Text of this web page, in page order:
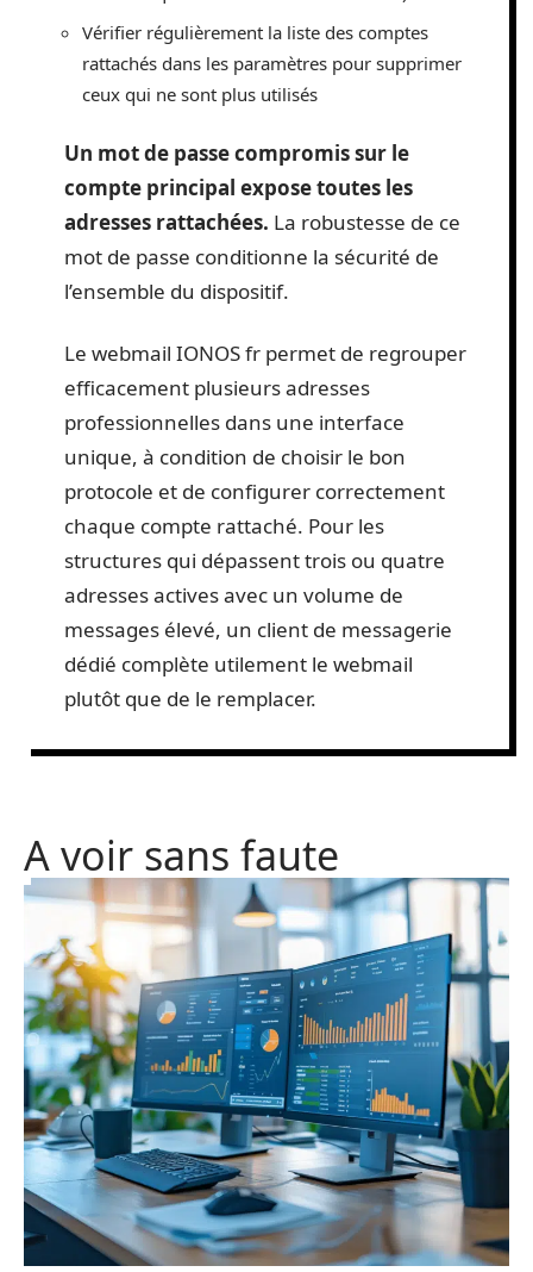
Vérifier régulièrement la liste des comptes
rattachés dans les paramètres pour supprimer
ceux qui ne sont plus utilisés
Un mot de passe compromis sur le
compte principal expose toutes les
adresses rattachées. La robustesse de ce
mot de passe conditionne la sécurité de
l’ensemble du dispositif.
Le webmail IONOS fr permet de regrouper
efficacement plusieurs adresses
professionnelles dans une interface
unique, à condition de choisir le bon
protocole et de configurer correctement
chaque compte rattaché. Pour les
structures qui dépassent trois ou quatre
adresses actives avec un volume de
messages élevé, un client de messagerie
dédié complète utilement le webmail
plutôt que de le remplacer.
A voir sans faute